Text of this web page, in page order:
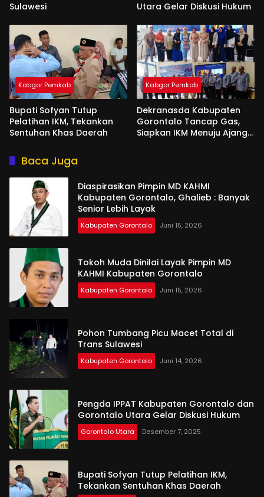
Sulawesi
Utara Gelar Diskusi Hukum
Kabgor Pemkab
Bupati Sofyan Tutup
Pelatihan IKM, Tekankan
Sentuhan Khas Daerah
Kabgor Pemkab
Dekranasda Kabupaten
Gorontalo Tancap Gas,
Siapkan IKM Menuju Ajang
Baca Juga
Diaspirasikan Pimpin MD KAHMI
Kabupaten Gorontalo, Ghalieb : Banyak
Senior Lebih Layak
Kabupaten Gorontalo Juni 15, 2026
Tokoh Muda Dinilai Layak Pimpin MD
KAHMI Kabupaten Gorontalo
Kabupaten Gorontalo Juni 15, 2026
Pohon Tumbang Picu Macet Total di
Trans Sulawesi
Kabupaten Gorontalo Juni 14, 2026
Pengda IPPAT Kabupaten Gorontalo dan
Gorontalo Utara Gelar Diskusi Hukum
Gorontalo Utara Desember 7, 2025
Bupati Sofyan Tutup Pelatihan IKM,
Tekankan Sentuhan Khas Daerah